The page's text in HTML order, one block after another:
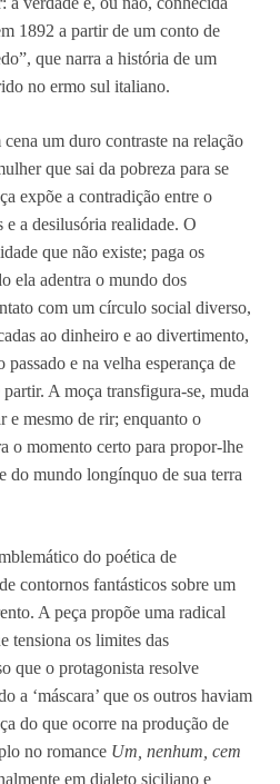
1892 a partir de um conto de
que narra a história de um
no ermo sul italiano.
um duro contraste na relação
que sai da pobreza para se
expõe a contradição entre o
a desilusória realidade. O
que não existe; paga os
ela adentra o mundo dos
com um círculo social diverso,
ao dinheiro e ao divertimento,
e na velha esperança de
A moça transfigura-se, muda
e mesmo de rir; enquanto o
o momento certo para propor-lhe
do mundo longínquo de sua terra
do poética de
contornos fantásticos sobre um
A peça propõe uma radical
tensiona os limites das
que o protagonista resolve
a ‘máscara’ que os outros haviam
do que ocorre na produção de
no romance Um, nenhum, cem
em dialeto siciliano e